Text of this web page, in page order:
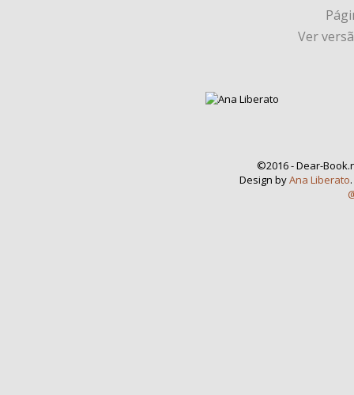
Ver
©2016 - Dear-
Design byAna Liberato